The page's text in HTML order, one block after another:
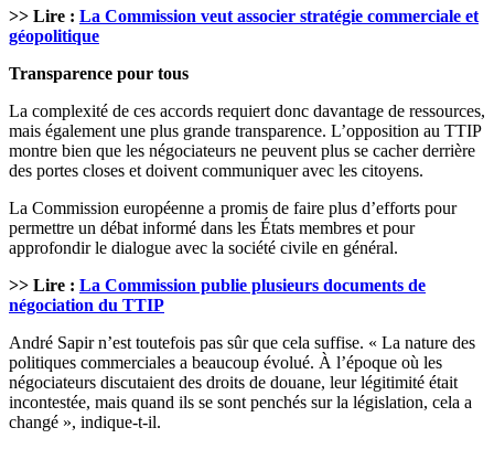
>> Lire : La Commission veut associer stratégie commerciale et
géopolitique
Transparence pour tous
La complexité de ces accords requiert donc davantage de ressources,
mais également une plus grande transparence. L’opposition au TTIP
montre bien que les négociateurs ne peuvent plus se cacher derrière
des portes closes et doivent communiquer avec les citoyens.
La Commission européenne a promis de faire plus d’efforts pour
permettre un débat informé dans les États membres et pour
approfondir le dialogue avec la société civile en général.
>> Lire : La Commission publie plusieurs documents de
négociation du TTIP
André Sapir n’est toutefois pas sûr que cela suffise. « La nature des
politiques commerciales a beaucoup évolué. À l’époque où les
négociateurs discutaient des droits de douane, leur légitimité était
incontestée, mais quand ils se sont penchés sur la législation, cela a
changé », indique-t-il.